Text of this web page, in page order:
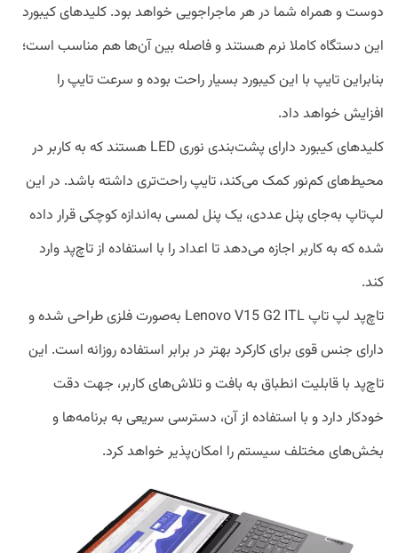
دوست و همراه شما در هر ماجراجویی خواهد بود. کلیدهای کیبورد
این دستگاه کاملا نرم هستند و فاصله بین آن‌ها هم مناسب است؛
بنابراین تایپ با این کیبورد بسیار راحت بوده و سرعت تایپ را
افزایش خواهد داد.
کلیدهای کیبورد دارای پشت‌بندی نوری LED هستند که به کاربر در
محیط‌های کم‌نور کمک می‌کند، تایپ راحت‌تری داشته باشد. در این
لپ‌تاپ به‌جای پنل عددی، یک پنل لمسی به‌اندازه کوچکی قرار داده
شده که به کاربر اجازه می‌دهد تا اعداد را با استفاده از تاچ‌پد وارد
کند.
تاچ‌پد لپ ‌تاپ Lenovo V15 G2 ITL به‌صورت فلزی ‌طراحی شده و
دارای جنس قوی برای کارکرد بهتر در برابر استفاده روزانه است. این
تاچ‌پد با قابلیت انطباق به بافت و تلاش‌های کاربر، جهت دقت
خودکار دارد و با استفاده از آن، دسترسی سریعی به برنامه‌ها و
بخش‌های مختلف سیستم را امکان‌پذیر خواهد کرد.